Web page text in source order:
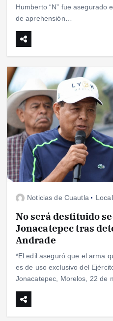
Humberto “N” fue asegurado
de aprehensión…
Noticias de Cuautla Local
No será destituido
Jonacatepec tras
Andrade
*El edil aseguró que el arma
es de uso exclusivo del
Jonacatepec, Morelos, 22 de